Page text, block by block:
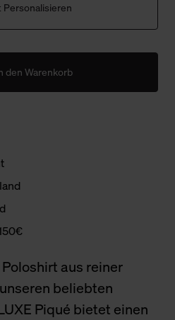
Personalisieren
den Warenkorb
aus reiner
beliebten
Piqué bietet einen